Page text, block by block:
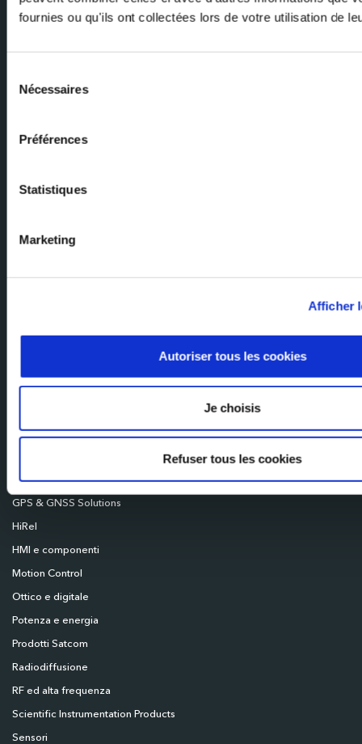
fournies ou qu'ils ont collectées lors de votre utilisation de
Nécessaires
Préférences
Statistiques
Marketing
Afficher
Autoriser tous les cookies
Je choisis
Refuser tous les cookies
E-mail
Chiedi ai nostri esperti
vi risponderemo.
Pagina iniziale del Gruppo Milexia
Connettività
GPS & GNSS Solutions
HiRel
HMI e componenti
Motion Control
Ottico e digitale
Potenza e energia
Prodotti Satcom
Radiodiffusione
RF ed alta frequenza
Scientific Instrumentation Products
Sensori